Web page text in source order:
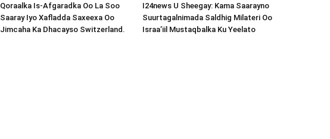
Qoraalka Is-Afgaradka Oo La Soo
Saaray Iyo Xafladda Saxeexa Oo
Jimcaha Ka Dhacayso Switzerland.
I24news U Sheegay: Kama Saarayno
Suurtagalnimada Saldhig Milateri Oo
Israa’iil Mustaqbalka Ku Yeelato